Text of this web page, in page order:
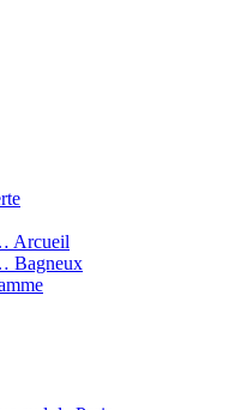
Arcueil
Bagneux